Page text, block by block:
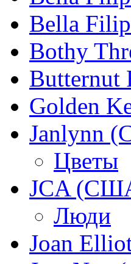
Bella
Bothy
Golden
Janlynn
Цветы
JCA
Люди
Joan